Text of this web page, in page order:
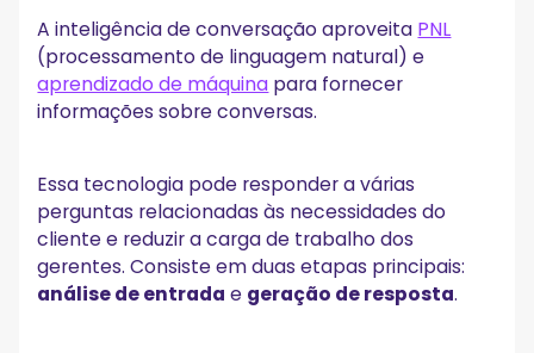
A inteligência de conversação aproveita PNL
(processamento de linguagem natural) e
aprendizado de máquina para fornecer
informações sobre conversas.
Essa tecnologia pode responder a várias
perguntas relacionadas às necessidades do
cliente e reduzir a carga de trabalho dos
gerentes. Consiste em duas etapas principais:
análise de entrada e geração de resposta.